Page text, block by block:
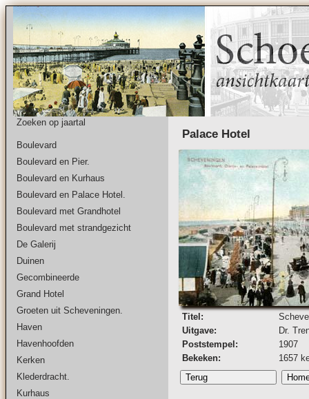
Zoeken op jaartal
Boulevard
Boulevard en Pier.
Boulevard en Kurhaus
Boulevard en Palace Hotel.
Boulevard met Grandhotel
Boulevard met strandgezicht
De Galerij
Duinen
Gecombineerde
Grand Hotel
Groeten uit Scheveningen.
Haven
Havenhoofden
Kerken
Klederdracht.
Kurhaus
Palace Hotel
Titel:
Uitgave:
Dr.
Poststempel:
1907
Bekeken:
1657